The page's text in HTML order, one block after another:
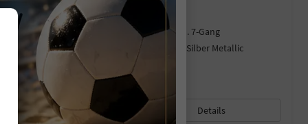
sofort lieferbar Neuwagen mit Tageszulassung
43440 GetriebeAutom. 7-Gang
Benzin
Dusky Silber Metallic
85 kW (116 PS)
05.05.2026
33.140,– €
incl. 19% MwSt.
Details